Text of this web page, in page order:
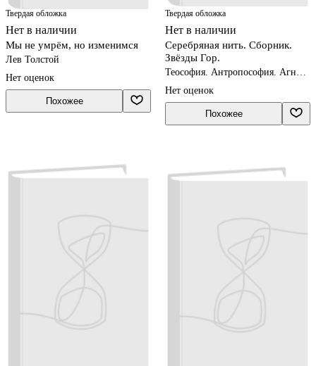
Твердая обложка
Нет в наличии
Мы не умрём, но изменимся
Лев Толстой
Нет оценок
Похожее
Твердая обложка
Нет в наличии
Серебряная нить. Сборник.
Звёзды Гор.
Теософия. Антропософия. Агни-
Нет оценок
Похожее